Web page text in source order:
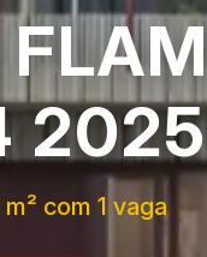
2025
com 1 vaga